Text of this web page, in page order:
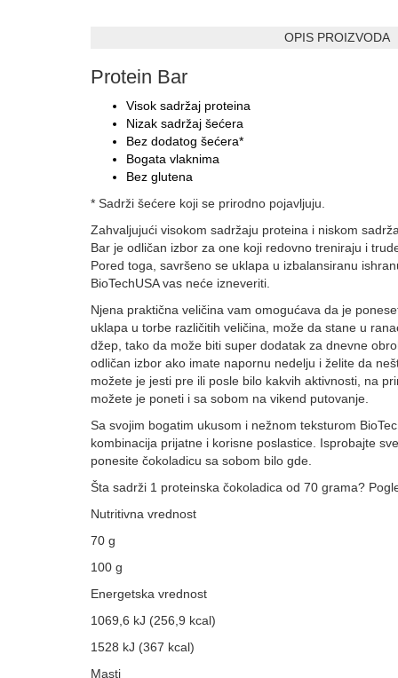
OPIS PROIZVODA
Protein Bar
Visok sadržaj proteina
Nizak sadržaj šećera
Bez dodatog šećera*
Bogata vlaknima
Bez glutena
* Sadrži šećere koji se prirodno pojavljuju.
Zahvaljujući visokom sadržaju proteina i niskom
Bar je odličan izbor za one koji redovno treniraju i
Pored toga, savršeno se uklapa u izbalansiranu
BioTechUSA vas neće izneveriti.
Njena praktična veličina vam omogućava da je
uklapa u torbe različitih veličina, može da stane u
džep, tako da može biti super dodatak za dnevne
odličan izbor ako imate napornu nedelju i želite da
možete je jesti pre ili posle bilo kakvih aktivnosti, na
možete je poneti i sa sobom na vikend putovanje.
Sa svojim bogatim ukusom i nežnom teksturom
kombinacija prijatne i korisne poslastice. Isprobajte
ponesite čokoladicu sa sobom bilo gde.
Šta sadrži 1 proteinska čokoladica od 70 grama?
Nutritivna vrednost
70 g
100 g
Energetska vrednost
1069,6 kJ (256,9 kcal)
1528 kJ (367 kcal)
Masti